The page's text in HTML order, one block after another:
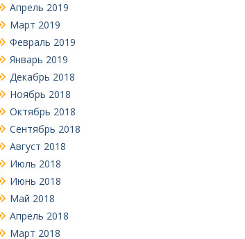
Апрель 2019
Март 2019
Февраль 2019
Январь 2019
Декабрь 2018
Ноябрь 2018
Октябрь 2018
Сентябрь 2018
Август 2018
Июль 2018
Июнь 2018
Май 2018
Апрель 2018
Март 2018